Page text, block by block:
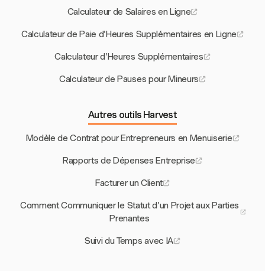
Calculateur de Salaires en Ligne
Calculateur de Paie d'Heures Supplémentaires en Ligne
Calculateur d'Heures Supplémentaires
Calculateur de Pauses pour Mineurs
Autres outils Harvest
Modèle de Contrat pour Entrepreneurs en Menuiserie
Rapports de Dépenses Entreprise
Facturer un Client
Comment Communiquer le Statut d'un Projet aux Parties
Prenantes
Suivi du Temps avec IA